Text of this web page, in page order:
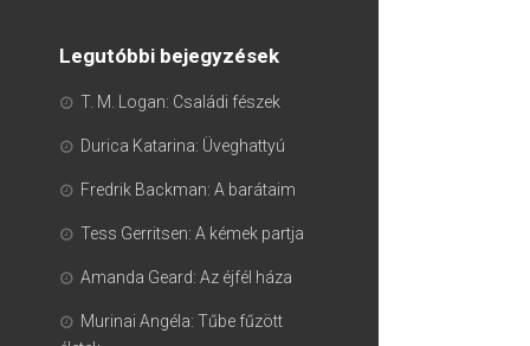
Legutóbbi bejegyzések
T. M. Logan: Családi fészek
Durica Katarina: Üveghattyú
Fredrik Backman: A barátaim
Tess Gerritsen: A kémek partja
Amanda Geard: Az éjfél háza
Murinai Angéla: Tűbe fűzött